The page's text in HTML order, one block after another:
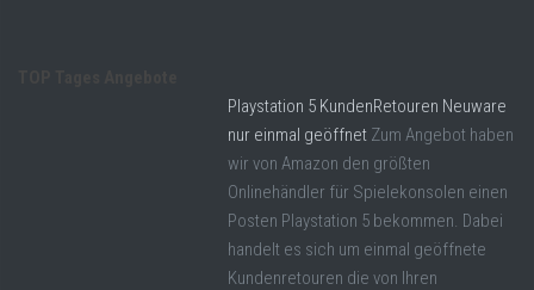
Playstation 5 KundenRetouren Neuware
nur einmal geöffnet Zum Angebot haben
wir von Amazon den größten
Onlinehändler für Spielekonsolen einen
Posten Playstation 5 bekommen. Dabei
handelt es sich um einmal geöffnete
Kundenretouren die von Ihren